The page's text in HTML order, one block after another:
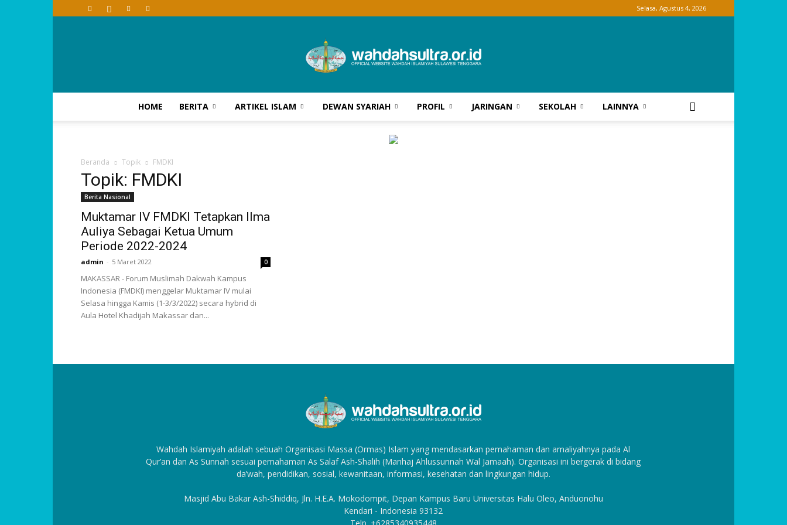
Selasa, Agustus 4, 2026
Wahdah
HOME BERITA ARTIKEL ISLAM DEWAN SYARIAH PROFIL JARINGAN SEKOLAH LAINNYA
Beranda Topik FMDKI
Topik: FMDKI
Berita Nasional
Muktamar IV FMDKI Tetapkan Ilma
Auliya Sebagai Ketua Umum
Periode 2022-2024
admin - 5 Maret 2022 0
MAKASSAR - Forum Muslimah Dakwah Kampus
Indonesia (FMDKI) menggelar Muktamar IV mulai
Selasa hingga Kamis (1-3/3/2022) secara hybrid di
Aula Hotel Khadijah Makassar dan...
Wahdah Islamiyah adalah sebuah Organisasi Massa (Ormas) Islam yang mendasarkan pemahaman dan amaliyahnya pada Al
Qur’an dan As Sunnah sesuai pemahaman As Salaf Ash-Shalih (Manhaj Ahlussunnah Wal Jamaah). Organisasi ini bergerak di bidang
da’wah, pendidikan, sosial, kewanitaan, informasi, kesehatan dan lingkungan hidup.
Masjid Abu Bakar Ash-Shiddiq, Jln. H.E.A. Mokodompit, Depan Kampus Baru Universitas Halu Oleo, Anduonohu
Kendari - Indonesia 93132